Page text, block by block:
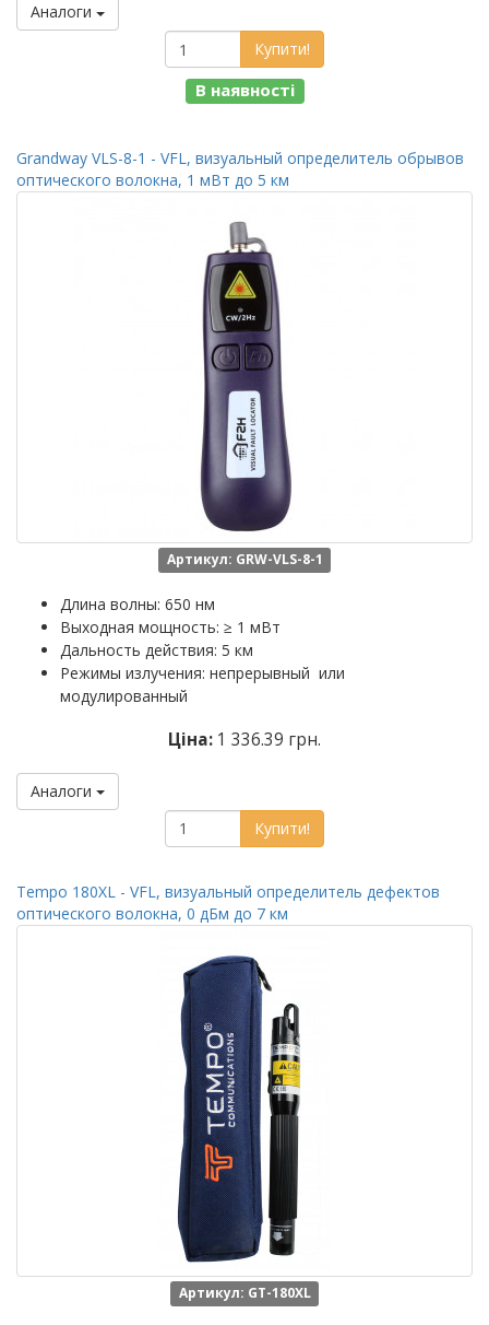
Аналоги
Купити!
В наявності
Grandway VLS-8-1 - VFL, визуальный определитель обрывов
оптического волокна, 1 мВт до 5 км
Артикул: GRW-VLS-8-1
Длина волны: 650 нм
Выходная мощность: ≥ 1 мВт
Дальность действия: 5 км
Режимы излучения: непрерывный или
модулированный
Ціна: 1 336.39 грн.
Аналоги
Купити!
Tempo 180XL - VFL, визуальный определитель дефектов
оптического волокна, 0 дБм до 7 км
Артикул: GT-180XL